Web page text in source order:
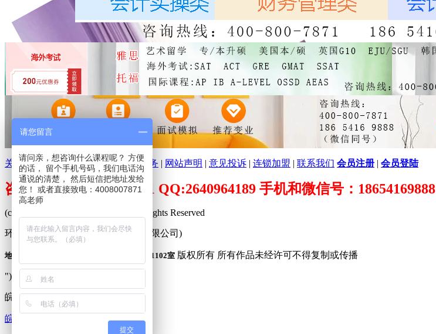
关于环球培训网|分支机构|广告服务 | 网站声明 | 意见投诉 | 连锁加盟 | 联系我们 会员注册 | 会员登陆
咨询电话：400-800-7871 QQ:2640964189 手机和微信号：18654169888
(c)2009-2026 www.peixuncn.net All Rights Reserved
环球培训网™ (合肥寰品信息科技有限公司)
地址：合肥市庐阳区固镇路3388号旭辉中心1102室 版权所有 所有作品未经许可不得复制或传播
"));
皖公网安备 34010302001240
皖ICP备09001683号-1
请您留言
请问亲，想咨询什么课程呢？ 方便
的话， 留个手机号码，我们电话沟
通说的清楚， 然后短信把地址发给
您！ 或者直接致电：4008007871
高老师
提交